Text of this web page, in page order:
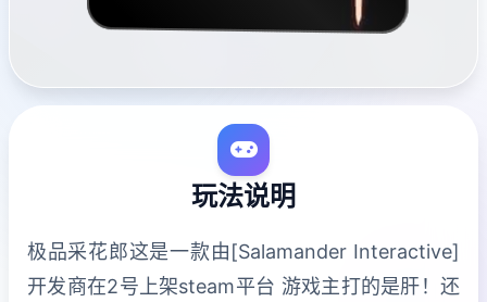
玩法说明
极品采花郎这是一款由[Salamander Interactive]
开发商在2号上架steam平台 游戏主打的是肝！还